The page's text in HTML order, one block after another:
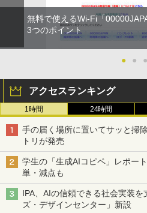
無料で使えるWi-Fi「
3つのポイント
● ● ●
アクセスランキング
1時間 24時間
手の届く場所に置いてサッと掃
トリが発売
学生の「生成AIコピペ」レポー
単・減点も
IPA、AIの信頼できる社会実装
ズ・デザインセンター」新設